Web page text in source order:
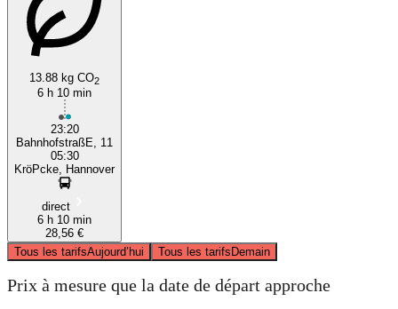
13.88 kg CO2
6 h 10 min
23:20
BahnhofstraßE, 11
05:30
KröPcke, Hannover
direct
6 h 10 min
28,56 €
Tous les tarifsAujourd’hui Tous les tarifsDemain
Prix à mesure que la date de départ approche